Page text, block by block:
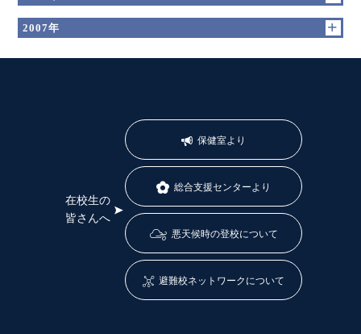
2007年
在校生の
皆さんへ
保健室より
総合支援センターより
悪天候時の登校について
避難校ネットワークについて